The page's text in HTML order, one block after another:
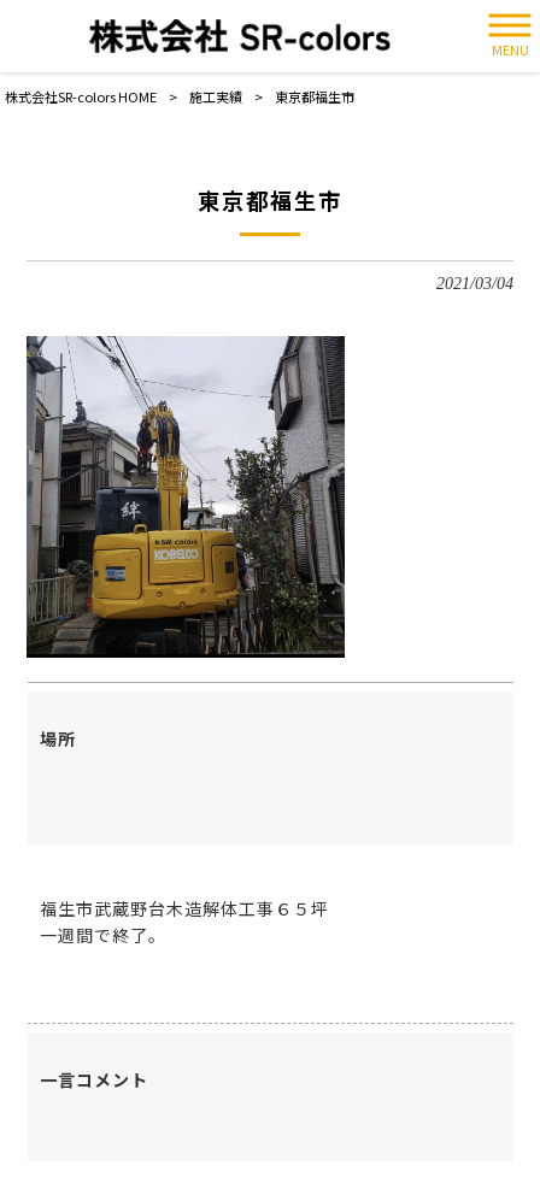
MENU
株式会社SR-colors HOME > 施工実績 > 東京都福生市
東京都福生市
2021/03/04
場所
福生市武蔵野台木造解体工事６５坪
一週間で終了。
一言コメント